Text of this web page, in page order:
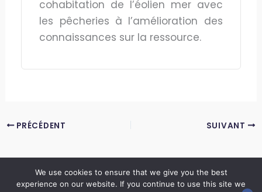
cohabitation de l’éolien mer avec
les pêcheries à l’amélioration des
connaissances sur la ressource.
PRÉCÉDENT SUIVANT
We use cookies to ensure that we give you the best
experience on our website. If you continue to use this site we